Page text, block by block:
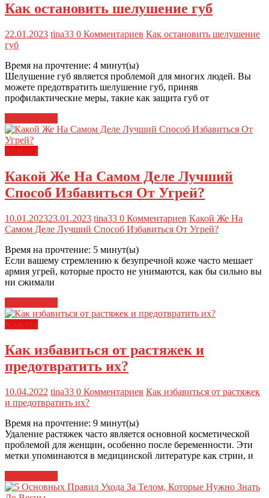
Как остановить шелушение губ
22.01.2023 tina33 0 Комментариев Как остановить шелушение
губ
Время на прочтение: 4 минут(ы)
Шелушение губ является проблемой для многих людей. Вы
можете предотвратить шелушение губ, приняв
профилактические меры, такие как защита губ от
Красота
Какой Же На Самом Деле Лучший
Способ Избавиться От Угрей?
10.01.202323.01.2023 tina33 0 Комментариев Какой Же На
Самом Деле Лучший Способ Избавиться От Угрей?
Время на прочтение: 5 минут(ы)
Если вашему стремлению к безупречной коже часто мешает
армия угрей, которые просто не унимаются, как бы сильно вы
ни сжимали
Красота
Как избавиться от растяжек и
предотвратить их?
10.04.2022 tina33 0 Комментариев Как избавиться от растяжек
и предотвратить их?
Время на прочтение: 9 минут(ы)
Удаление растяжек часто является основной косметической
проблемой для женщин, особенно после беременности. Эти
метки упоминаются в медицинской литературе как стрии, и